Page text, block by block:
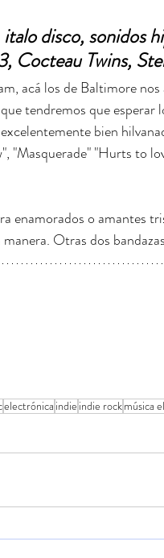
disco, sonidos
Cocteau Twins,
acá los de Baltimore
tendremos que esperar
bien
"Masquerade" "Hurts to
enamorados o amantes
Otras dos
electrónica indie indie rockmúsica